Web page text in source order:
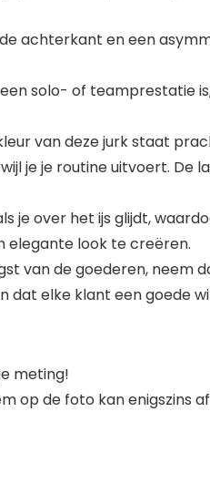
achterkant en een
solo- of teamprestatie
van deze jurk staat
je je routine uitvoert.
je over het ijs glijdt,
​​elegante look te creëren.
van de goederen, neem
dat elke klant een goede
meting!
op de foto kan enigszins